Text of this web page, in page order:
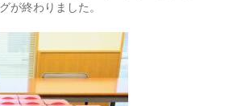
が終わりました。